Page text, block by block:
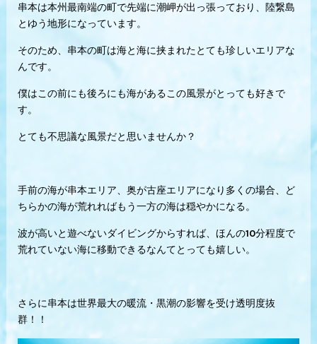
串本は本州最南端の町で先端に潮岬が出っ張っており、 陸繋島
とゆう地形になっています。
そのため、串本の町は海と海に挟まれたとても珍しいエリアな
んです。
僕はこの前にも後ろにも海があるこの風景がとっても好きで
す。
とても不思議な風景だと思いませんか？
手前の海が串本エリア、奥が古座エリアになり多くの場合、ど
ちらかの海が荒れればもう一方の海は穏やかになる。
波が高いと遊べないダイビングからすれば、ほんの10分程度で
荒れていない海に移動できるなんてとっても嬉しい。
さらに串本は世界最大の暖流・黒潮の影響を受け透明度抜
群！！